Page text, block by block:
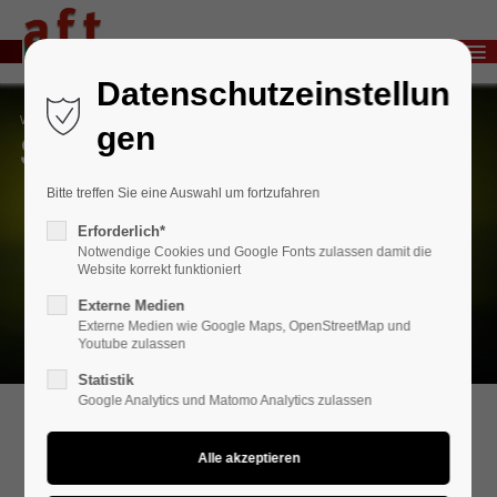
Benutzername
Passwort
Anmelden
Register
Support
Lorem ipsum dolor sit amet:
Verbindungstechnologie
SAE-Konnektoren
Datenschutzeinstellun
gen
Bitte treffen Sie eine Auswahl um fortzufahren
Erforderlich*
Notwendige Cookies und Google Fonts zulassen damit die
Website korrekt funktioniert
Externe Medien
Externe Medien wie Google Maps, OpenStreetMap und
Youtube zulassen
Statistik
Google Analytics und Matomo Analytics zulassen